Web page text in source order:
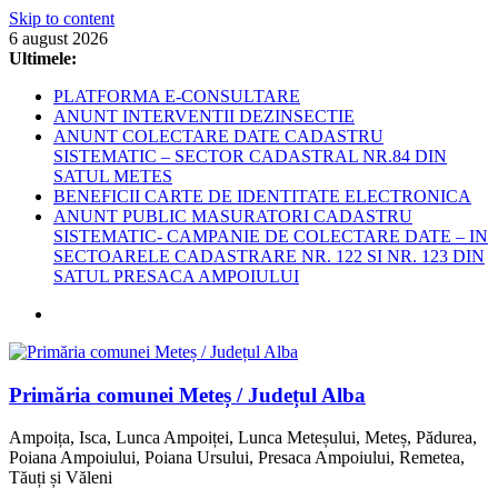
Skip to content
6 august 2026
Ultimele:
PLATFORMA E-CONSULTARE
ANUNT INTERVENTII DEZINSECTIE
ANUNT COLECTARE DATE CADASTRU
SISTEMATIC – SECTOR CADASTRAL NR.84 DIN
SATUL METES
BENEFICII CARTE DE IDENTITATE ELECTRONICA
ANUNT PUBLIC MASURATORI CADASTRU
SISTEMATIC- CAMPANIE DE COLECTARE DATE – IN
SECTOARELE CADASTRARE NR. 122 SI NR. 123 DIN
SATUL PRESACA AMPOIULUI
Primăria comunei Meteș / Județul Alba
Ampoița, Isca, Lunca Ampoiței, Lunca Meteșului, Meteș, Pădurea,
Poiana Ampoiului, Poiana Ursului, Presaca Ampoiului, Remetea,
Tăuți și Văleni